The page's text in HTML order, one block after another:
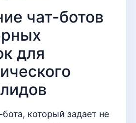
чат-ботов
для
который задает не